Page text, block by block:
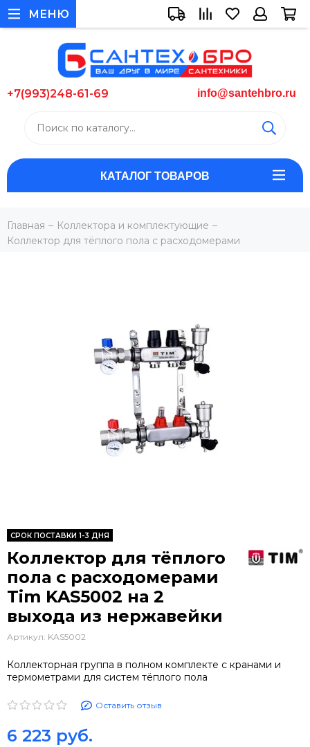
+7(993)248-61-69 info@santehbro.ru
КАТАЛОГ ТОВАРОВ
МЕНЮ
Главная
Коллектора и комплектующие
Коллектор для тёплого пола с расходомерами
CРОК ПОСТАВКИ 1-3 ДНЯ
Коллектор для тёплого
пола с расходомерами
Tim KAS5002 на 2
выхода из нержавейки
Артикул: KAS5002
Коллекторная группа в полном комплекте с кранами и
термометрами для систем тёплого пола
Оставить отзыв
6 223 руб.